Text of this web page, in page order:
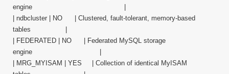
engine |
| ndbcluster | NO | Clustered, fault-tolerant, memory-based
tables |
| FEDERATED | NO | Federated MySQL storage
engine |
| MRG_MYISAM | YES | Collection of identical MyISAM